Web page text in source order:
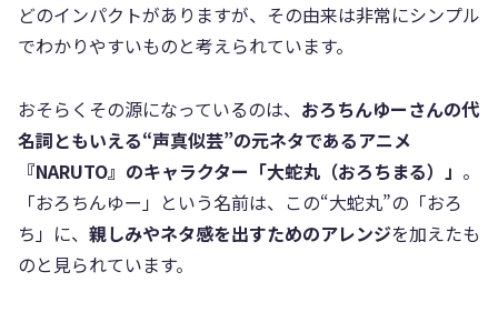
どのインパクトがありますが、その由来は非常にシンプル
でわかりやすいものと考えられています。
おそらくその源になっているのは、 おろちんゆーさんの代
名詞ともいえる“声真似芸”の元ネタであるアニメ
『NARUTO』のキャラクター「大蛇丸（おろちまる）」 。
「おろちんゆー」という名前は、この“大蛇丸”の「おろ
ち」に、 親しみやネタ感を出すためのアレンジを加えたも
のと見られています。